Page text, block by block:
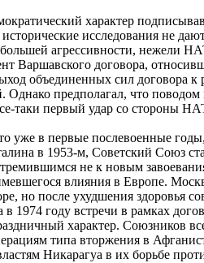
характер
исследования не
большей агрессивности, нежели
Варшавского договора,
объединенных сил договора к
Однако предполагал, что поводом
таки первый удар со стороны
уже в первые послевоенные
в 1953-м, Советский Союз
не к новым
влияния в Европе.
но после ухудшения здоровья
1974 году встречи в рамках
характер. Союзников
типа вторжения в
Никарагуа в их борьбе